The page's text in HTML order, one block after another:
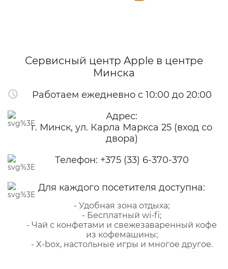
Сервисный центр Apple в центре
Минска
Работаем ежедневно с 10:00 до 20:00
Адрес:
г. Минск, ул. Карла Маркса 25 (вход со
двора)
Телефон: +375 (33) 6-370-370
Для каждого посетителя доступна:
- Удобная зона отдыха;
- Бесплатный wi-fi;
- Чай с конфетами и свежезаваренный кофе
из кофемашины;
- X-box, настольные игры и многое другое.